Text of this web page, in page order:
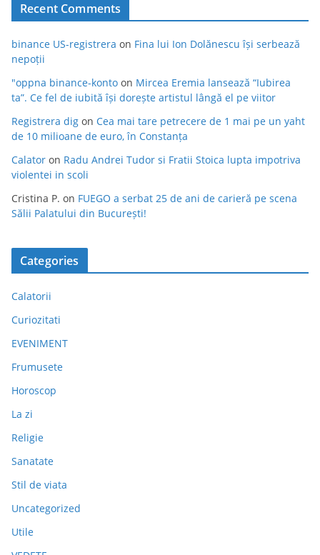
Recent Comments
binance US-registrera on Fina lui Ion Dolănescu își serbează
nepoții
"oppna binance-konto on Mircea Eremia lansează “Iubirea
ta”. Ce fel de iubită își dorește artistul lângă el pe viitor
Registrera dig on Cea mai tare petrecere de 1 mai pe un yaht
de 10 milioane de euro, în Constanța
Calator on Radu Andrei Tudor si Fratii Stoica lupta impotriva
violentei in scoli
Cristina P. on FUEGO a serbat 25 de ani de carieră pe scena
Sălii Palatului din București!
Categories
Calatorii
Curiozitati
EVENIMENT
Frumusete
Horoscop
La zi
Religie
Sanatate
Stil de viata
Uncategorized
Utile